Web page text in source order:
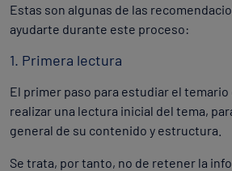
Estas son algunas de las
ayudarte durante este proceso:
1. Primera lectura
El primer paso para estudiar el temario
realizar una lectura inicial del tema,
general de su contenido y estructura.
Se trata, por tanto, no de retener la